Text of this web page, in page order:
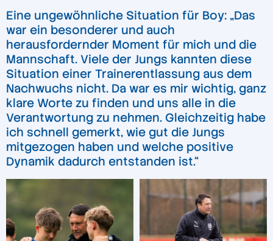
Eine ungewöhnliche Situation für Boy: „Das
war ein besonderer und auch
herausfordernder Moment für mich und die
Mannschaft. Viele der Jungs kannten diese
Situation einer Trainerentlassung aus dem
Nachwuchs nicht. Da war es mir wichtig, ganz
klare Worte zu finden und uns alle in die
Verantwortung zu nehmen. Gleichzeitig habe
ich schnell gemerkt, wie gut die Jungs
mitgezogen haben und welche positive
Dynamik dadurch entstanden ist.“